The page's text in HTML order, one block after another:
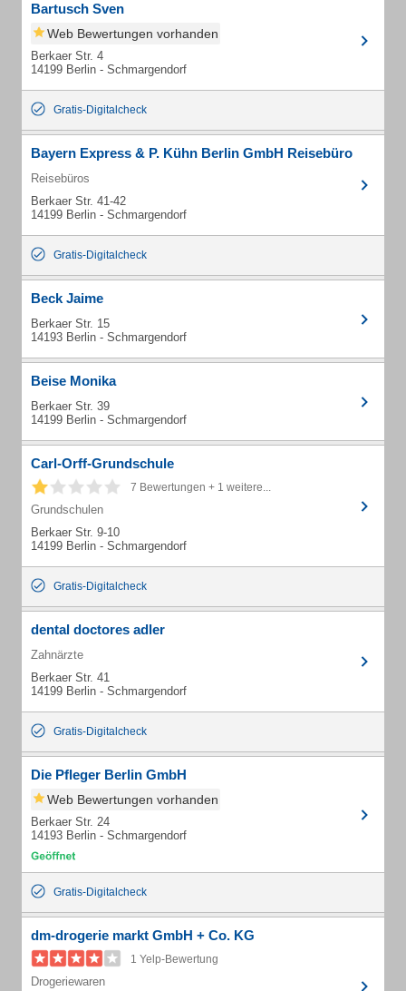
Bartusch Sven
Web Bewertungen vorhanden
Berkaer Str. 4
14199 Berlin - Schmargendorf
Gratis-Digitalcheck
Bayern Express & P. Kühn Berlin GmbH Reisebüro
Reisebüros
Berkaer Str. 41-42
14199 Berlin - Schmargendorf
Gratis-Digitalcheck
Beck Jaime
Berkaer Str. 15
14193 Berlin - Schmargendorf
Beise Monika
Berkaer Str. 39
14199 Berlin - Schmargendorf
Carl-Orff-Grundschule
7 Bewertungen + 1 weitere...
Grundschulen
Berkaer Str. 9-10
14199 Berlin - Schmargendorf
Gratis-Digitalcheck
dental doctores adler
Zahnärzte
Berkaer Str. 41
14199 Berlin - Schmargendorf
Gratis-Digitalcheck
Die Pfleger Berlin GmbH
Web Bewertungen vorhanden
Berkaer Str. 24
14193 Berlin - Schmargendorf
Gratis-Digitalcheck
dm-drogerie markt GmbH + Co. KG
1 Yelp-Bewertung
Drogeriewaren